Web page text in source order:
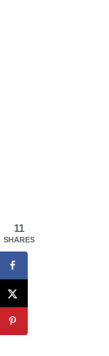
11
SHARES